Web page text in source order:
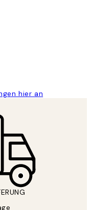
hier an